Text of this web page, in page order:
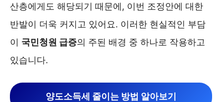
산층에게도 해당되기 때문에, 이번 조정안에 대한
반발이 더욱 커지고 있어요. 이러한 현실적인 부담
이 국민청원 급증의 주된 배경 중 하나로 작용하고
있습니다.
양도소득세 줄이는 방법 알아보기